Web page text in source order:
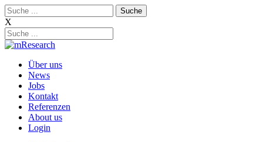
Skip
to
content
Suche:
X
Über uns
News
Jobs
Kontakt
Referenzen
About us
Login